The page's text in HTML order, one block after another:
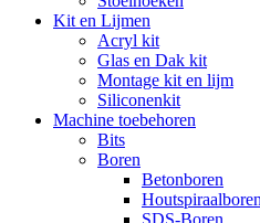
Kit en Lijmen
Acryl kit
Glas en Dak kit
Montage kit en lijm
Siliconenkit
Machine toebehoren
Bits
Boren
Betonboren
Houtspiraalboren